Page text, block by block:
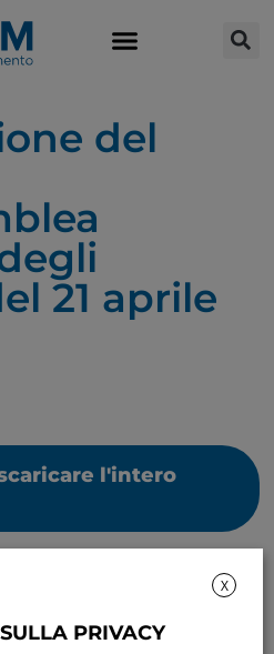
del
21 aprile
l'intero
X
PRIVACY